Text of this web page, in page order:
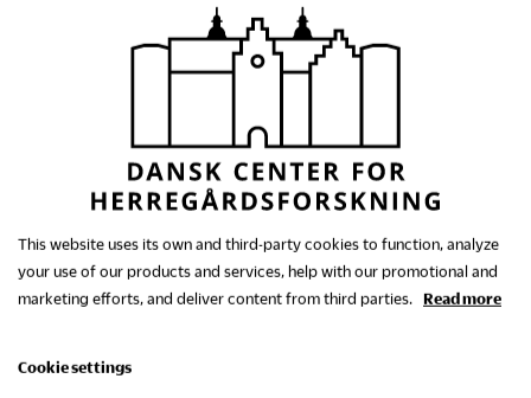
30. april på Gammel Estrup – Herregårdsmuseet,
Randersvej 2, 8963 Auning.
Det er gratis at deltage i aktiviteterne, når entreen
til museet betalt. Værstedsarktiviteterne kører
hele dagen, mens du kan høre forskerne fortælle
kl. 11, 13 og 14.30. Tilmelding er ikke nødvendig.
vil det være muligt at købe kaffe og kage.
This website uses its own and third-party cookies to function, analyze
your use of our products and services, help with our promotional and
marketing efforts, and deliver content from third parties. Read more
Cookie settings